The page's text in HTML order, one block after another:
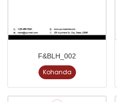
F&BLH_002
Kohanda